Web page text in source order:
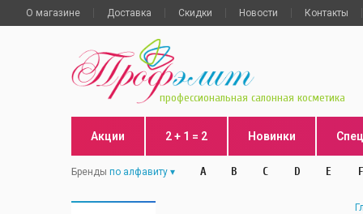
О магазине Доставка Скидки Новости Контакты
профессиональная салонная косметика
Акции 2 + 1 = 2 Новинки
Бренды по алфавиту A B C D E F